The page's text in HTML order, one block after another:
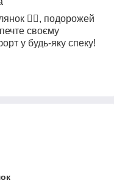
🚶‍♂️, подорожей
своєму
у будь-яку спеку!